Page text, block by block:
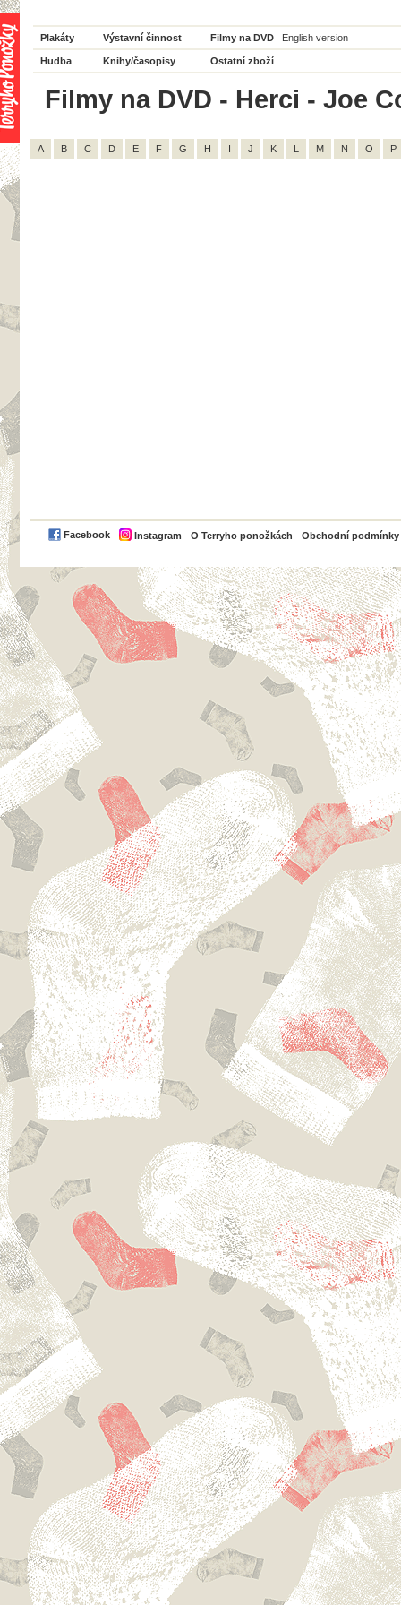
Plakáty Výstavní činnost Filmy na DVD English version
Hudba Knihy/časopisy Ostatní zboží
Filmy na DVD - Herci - Joe
A B C D E F G H I J K L M N O P
Facebook Instagram O Terryho ponožkách Obchodní podmínky
PayPal